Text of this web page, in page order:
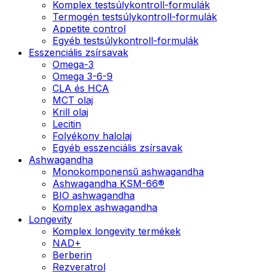
Komplex testsúlykontroll-formulák
Termogén testsúlykontroll-formulák
Appetite control
Egyéb testsúlykontroll-formulák
Esszenciális zsírsavak
Omega-3
Omega 3-6-9
CLA és HCA
MCT olaj
Krill olaj
Lecitin
Folyékony halolaj
Egyéb esszenciális zsírsavak
Ashwagandha
Monokomponensű ashwagandha
Ashwagandha KSM-66®
BIO ashwagandha
Komplex ashwagandha
Longevity
Komplex longevity termékek
NAD+
Berberin
Rezveratrol